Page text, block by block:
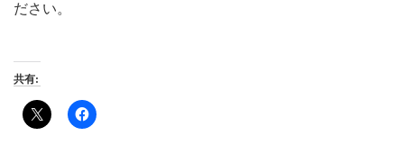
ださい。
共有: